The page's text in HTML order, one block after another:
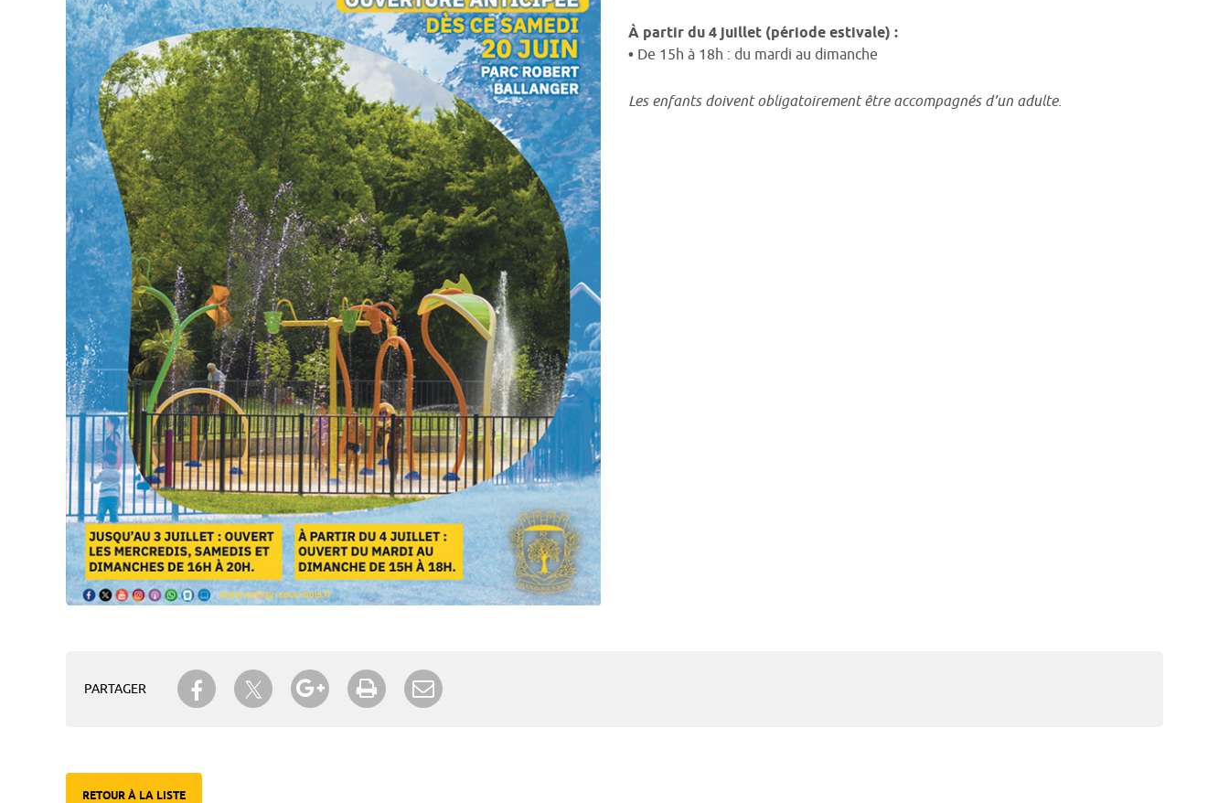
À partir du 4 juillet (période estivale) :
• De 15h à 18h : du mardi au dimanche
Les enfants doivent obligatoirement être accompagnés d’un adulte.
PARTAGER
Partager sur Facebook
Partager sur TwitterPartager sur Google+
Imprimer
RETOUR À LA LISTE